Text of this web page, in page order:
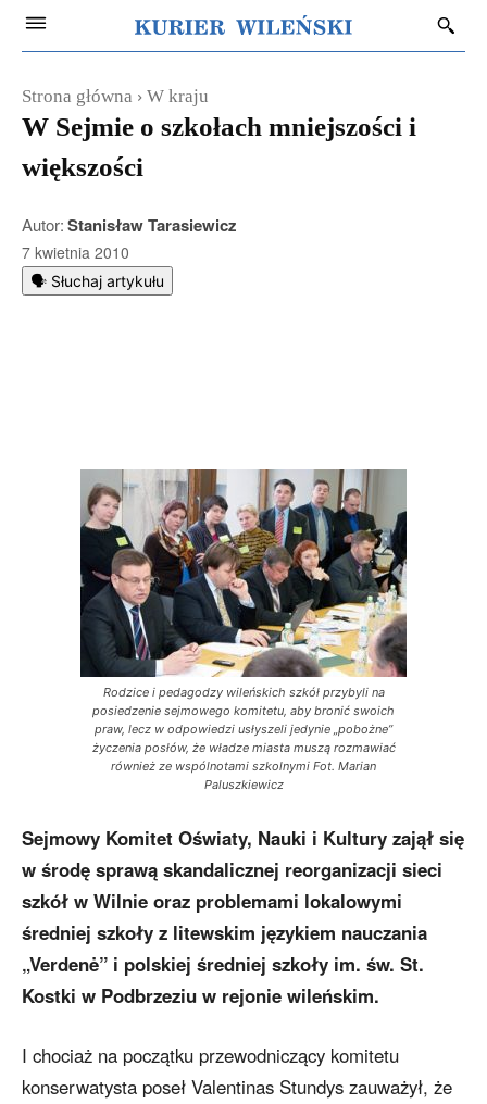
Strona główna W kraju
W Sejmie o szkołach mniejszości i
większości
Autor:Stanisław Tarasiewicz
7 kwietnia 2010
🗣️ Słuchaj artykułu
Rodzice i pedagodzy wileńskich szkół przybyli na
posiedzenie sejmowego komitetu, aby bronić swoich
praw, lecz w odpowiedzi usłyszeli jedynie „pobożne”
życzenia posłów, że władze miasta muszą rozmawiać
również ze wspólnotami szkolnymi Fot. Marian
Paluszkiewicz
Sejmowy Komitet Oświaty, Nauki i Kultury zajął się
w środę sprawą skandalicznej reorganizacji sieci
szkół w Wilnie oraz problemami lokalowymi
średniej szkoły z litewskim językiem nauczania
„Verdenė” i polskiej średniej szkoły im. św. St.
Kostki w Podbrzeziu w rejonie wileńskim.
I chociaż na początku przewodniczący komitetu
konserwatysta poseł Valentinas Stundys zauważył, że